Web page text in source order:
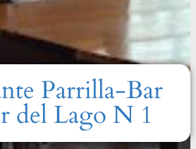
Parrilla-Bar
del Lago N 1